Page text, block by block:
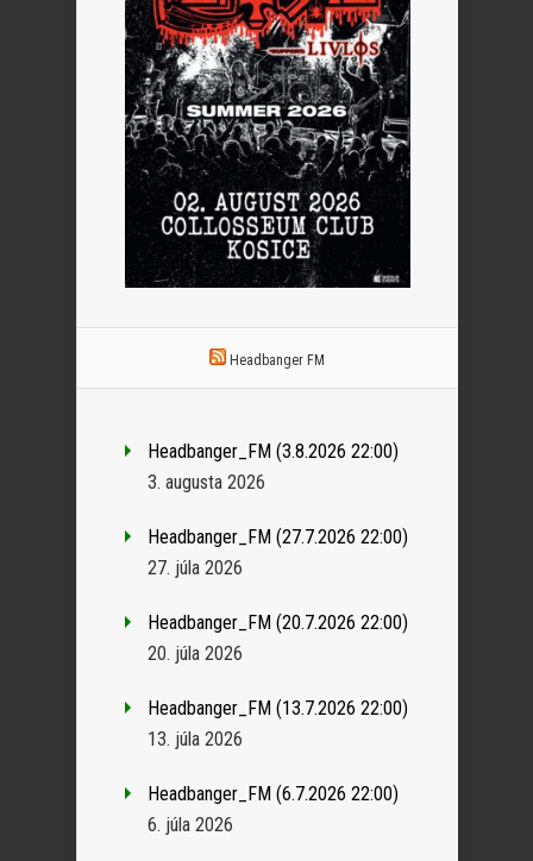
Headbanger FM
Headbanger_FM (3.8.2026 22:00)
3. augusta 2026
Headbanger_FM (27.7.2026 22:00)
27. júla 2026
Headbanger_FM (20.7.2026 22:00)
20. júla 2026
Headbanger_FM (13.7.2026 22:00)
13. júla 2026
Headbanger_FM (6.7.2026 22:00)
6. júla 2026